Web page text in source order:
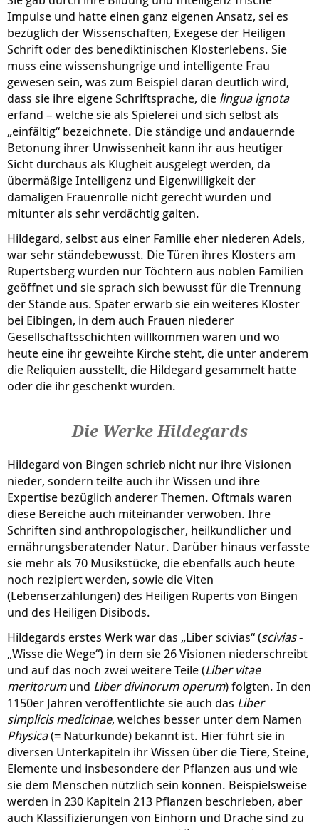
Impulse und hatte einen ganz eigenen Ansatz, sei es
bezüglich der Wissenschaften, Exegese der Heiligen
Schrift oder des benediktinischen Klosterlebens. Sie
muss eine wissenshungrige und intelligente Frau
gewesen sein, was zum Beispiel daran deutlich wird,
dass sie ihre eigene Schriftsprache, die lingua ignota
erfand – welche sie als Spielerei und sich selbst als
„einfältig“ bezeichnete. Die ständige und andauernde
Betonung ihrer Unwissenheit kann ihr aus heutiger
Sicht durchaus als Klugheit ausgelegt werden, da
übermäßige Intelligenz und Eigenwilligkeit der
damaligen Frauenrolle nicht gerecht wurden und
mitunter als sehr verdächtig galten.
Hildegard, selbst aus einer Familie eher niederen Adels,
war sehr ständebewusst. Die Türen ihres Klosters am
Rupertsberg wurden nur Töchtern aus noblen Familien
geöffnet und sie sprach sich bewusst für die Trennung
der Stände aus. Später erwarb sie ein weiteres Kloster
bei Eibingen, in dem auch Frauen niederer
Gesellschaftsschichten willkommen waren und wo
heute eine ihr geweihte Kirche steht, die unter anderem
die Reliquien ausstellt, die Hildegard gesammelt hatte
oder die ihr geschenkt wurden.
Die Werke Hildegards
Hildegard von Bingen schrieb nicht nur ihre Visionen
nieder, sondern teilte auch ihr Wissen und ihre
Expertise bezüglich anderer Themen. Oftmals waren
diese Bereiche auch miteinander verwoben. Ihre
Schriften sind anthropologischer, heilkundlicher und
ernährungsberatender Natur. Darüber hinaus verfasste
sie mehr als 70 Musikstücke, die ebenfalls auch heute
noch rezipiert werden, sowie die Viten
(Lebenserzählungen) des Heiligen Ruperts von Bingen
und des Heiligen Disibods.
Hildegards erstes Werk war das „Liber scivias“ (scivias-
„Wisse die Wege“) in dem sie 26 Visionen niederschreibt
und auf das noch zwei weitere Teile (Liber vitae
meritorumund Liber divinorum operum) folgten. In den
1150er Jahren veröffentlichte sie auch das Liber
simplicis medicinae, welches besser unter dem Namen
Physica(= Naturkunde) bekannt ist. Hier führt sie in
diversen Unterkapiteln ihr Wissen über die Tiere, Steine,
Elemente und insbesondere der Pflanzen aus und wie
sie dem Menschen nützlich sein können. Beispielsweise
werden in 230 Kapiteln 213 Pflanzen beschrieben, aber
auch Klassifizierungen von Einhorn und Drache sind zu